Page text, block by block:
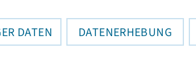
DATEN DATENERHEBUNG